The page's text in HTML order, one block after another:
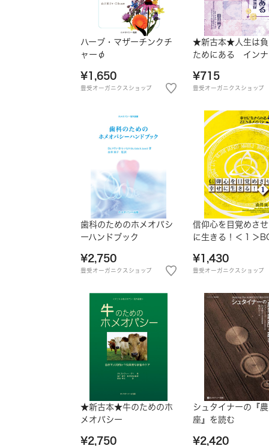
ハーブ・マザーチンクチ
ャーφ
¥1,650
豊受オーガニクスショップ
★新古本★人生は負
ためにある インナ
講演録
¥715
豊受オーガニクスショップ
歯科のためのホメオパシ
ーハンドブック
¥2,750
豊受オーガニクスショップ
信仰心を目覚めさ
に生きる！＜１＞
¥1,430
豊受オーガニクスショップ
★新古本★牛のためのホ
メオパシー
¥2,750
シュタイナーの『
座』を読む
¥2,420